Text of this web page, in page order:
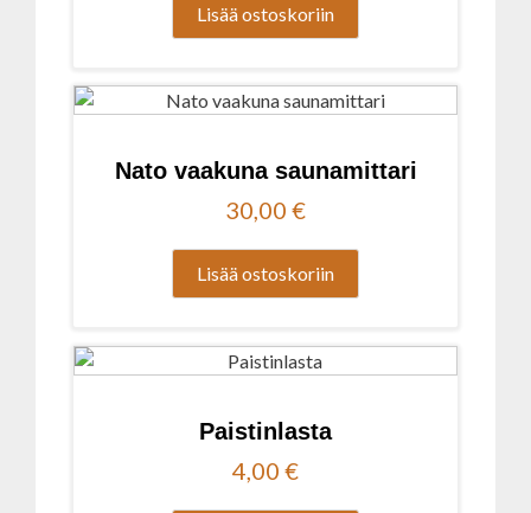
Lisää ostoskoriin
Nato vaakuna saunamittari
30,00 €
Lisää ostoskoriin
Paistinlasta
4,00 €